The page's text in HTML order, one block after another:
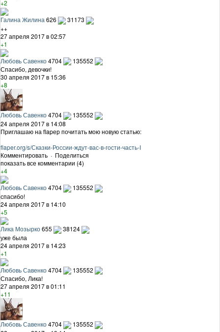
+2
Галина Жилина 626
31173
++
27 апреля 2017 в 02:57
+1
Любовь Савенко4704
135552
Спасибо, девочки!
30 апреля 2017 в 15:36
+8
Любовь Савенко4704
135552
24 апреля 2017 в 14:08
Приглашаю на flapер почитать мою новую статью:
flaper.org/s/Сказки-России-ждут-вас-в-гости-часть-I
Комментировать · Поделиться
показать все комментарии (4)
+4
Любовь Савенко4704
135552
спасибо!
24 апреля 2017 в 14:10
+5
Лика Мозырко655
38124
уже была
24 апреля 2017 в 14:23
+1
Любовь Савенко4704
135552
Спасибо, Лика!
27 апреля 2017 в 01:11
+11
Любовь Савенко4704
135552